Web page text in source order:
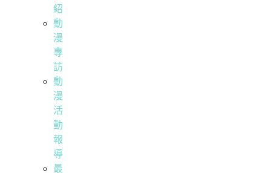
紹
動
漫
專
訪
動
漫
活
動
報
導
最